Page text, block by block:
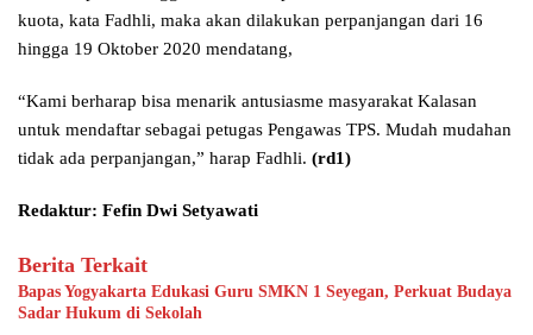
kuota, kata Fadhli, maka akan dilakukan perpanjangan dari 16
hingga 19 Oktober 2020 mendatang,
“Kami berharap bisa menarik antusiasme masyarakat Kalasan
untuk mendaftar sebagai petugas Pengawas TPS. Mudah mudahan
tidak ada perpanjangan,” harap Fadhli. (rd1)
Redaktur: Fefin Dwi Setyawati
Berita Terkait
Bapas Yogyakarta Edukasi Guru SMKN 1 Seyegan, Perkuat Budaya
Sadar Hukum di Sekolah